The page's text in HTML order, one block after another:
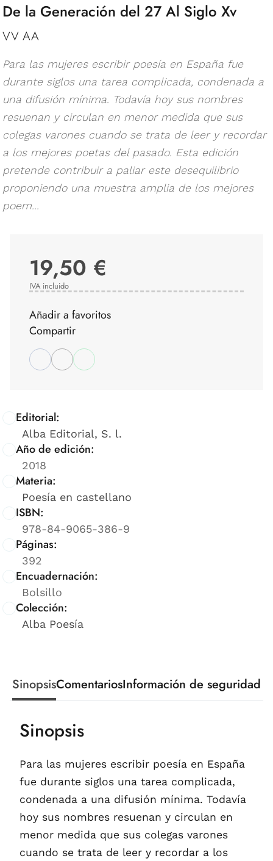
De la Generación del 27 Al Siglo Xv
VV AA
Para las mujeres escribir poesía en España fue
durante siglos una tarea complicada, condenada a
una difusión mínima. Todavía hoy sus nombres
resuenan y circulan en menor medida que sus
colegas varones cuando se trata de leer y recordar
a los mejores poetas del pasado. Esta edición
pretende contribuir a paliar este desequilibrio
proponiendo una muestra amplia de los mejores
poem...
Editorial:
Alba Editorial, S. l.
Año de edición:
2018
Materia:
Poesía en castellano
ISBN:
978-84-9065-386-9
Páginas:
392
Encuadernación:
Bolsillo
Colección:
Alba Poesía
19,50 €
IVA incluido
Añadir a favoritos
Compartir
SinopsisComentariosInformación de seguridad
Sinopsis
Para las mujeres escribir poesía en España
fue durante siglos una tarea complicada,
condenada a una difusión mínima. Todavía
hoy sus nombres resuenan y circulan en
menor medida que sus colegas varones
cuando se trata de leer y recordar a los